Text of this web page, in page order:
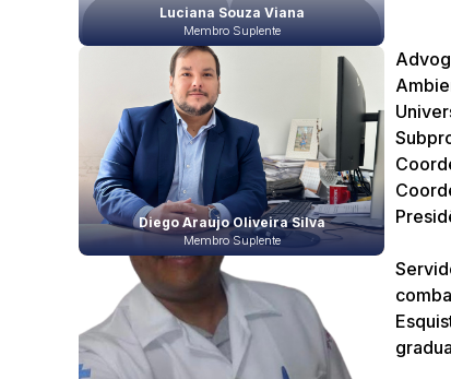
Luciana Souza Viana
Membro Suplente
Diego Araujo Oliveira Silva
Membro Suplente